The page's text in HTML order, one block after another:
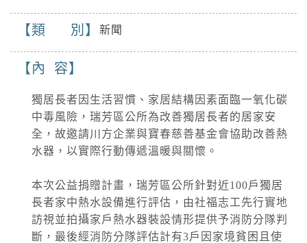
16SEA13DOLPHIN白海豚2026-08-
09T03:00:00+00:0028.00,122.703343968250中
10T03:00:00+00:0028.90,118.502028990100中
2026-08-08, 18:00│交通部公路局
損狀況/管制原因: 預警性封閉。
強風
2026-08-09, 10:32│中央氣象署
市、臺北市、新北市、桃園市、新竹市、新竹
縣、苗栗縣、臺中市、南投縣、彰化縣、屏東
縣、宜蘭縣、臺東縣(含綠島、蘭嶼)、澎湖縣、
連江...
道路封閉
2026-08-08, 21:00│交通部公路局
新北市 八里區 台61線 0K+0~2K+0。受損狀況/
類 別 新聞
內 容
獨居長者因生活習慣、家居結構因素面臨一氧化碳
中毒風險，瑞芳區公所為改善獨居長者的居家安
全，故邀請川方企業與寶春慈善基金會協助改善熱
水器，以實際行動傳遞溫暖與關懷。
本次公益捐贈計畫，瑞芳區公所針對近100戶獨居
長者家中熱水設備進行評估，由社福志工先行實地
訪視並拍攝家戶熱水器裝設情形提供予消防分隊判
斷，最後經消防分隊評估計有3戶因家境貧困且使